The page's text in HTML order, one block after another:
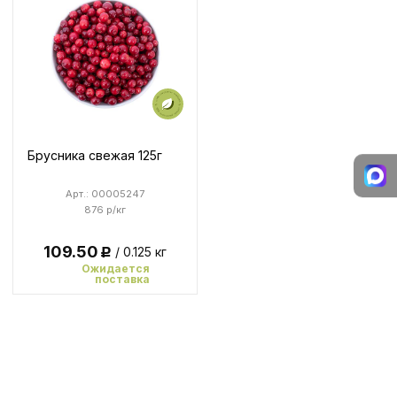
Брусника свежая 125г
876 р/кг
Арт.: 00005247
109.50Р / 0.125 кг
Ожидается
поставка